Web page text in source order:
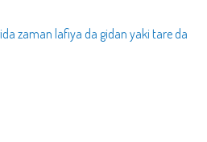
zaman lafiya da gidan yaki tare da